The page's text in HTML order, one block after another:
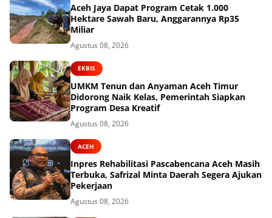
Aceh Jaya Dapat Program Cetak 1.000
Hektare Sawah Baru, Anggarannya Rp35
Miliar
Agustus 08, 2026
EKBIS
UMKM Tenun dan Anyaman Aceh Timur
Didorong Naik Kelas, Pemerintah Siapkan
Program Desa Kreatif
Agustus 08, 2026
ACEH
Inpres Rehabilitasi Pascabencana Aceh Masih
Terbuka, Safrizal Minta Daerah Segera Ajukan
Pekerjaan
Agustus 08, 2026